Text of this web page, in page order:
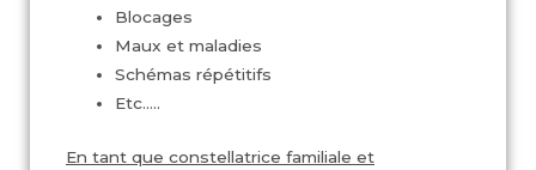
Blocages
Maux et maladies
Schémas répétitifs
Etc…..
En tant que constellatrice familiale et